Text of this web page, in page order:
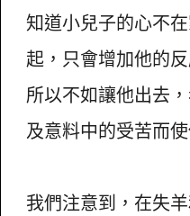
知道小兒子的心不
起，只會增加他的
所以不如讓他出去
及意料中的受苦而
我們注意到，在失